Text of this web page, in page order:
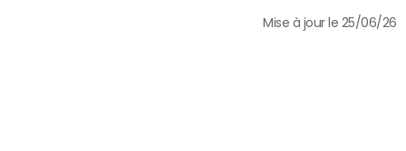
Mise à jour le 25/06/26